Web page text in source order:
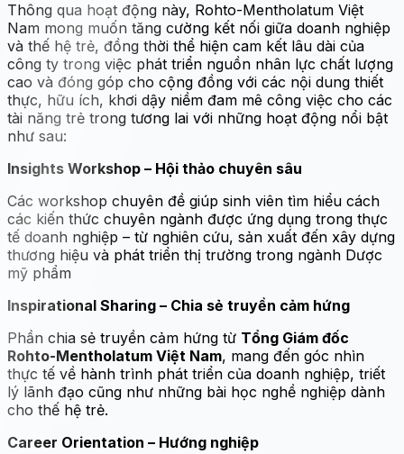
Thông qua hoạt động này, Rohto-Mentholatum Việt
Nam mong muốn tăng cường kết nối giữa doanh nghiệp
và thế hệ trẻ, đồng thời thể hiện cam kết lâu dài của
công ty trong việc phát triển nguồn nhân lực chất lượng
cao và đóng góp cho cộng đồng với các nội dung thiết
thực, hữu ích, khơi dậy niềm đam mê công việc cho các
tài năng trẻ trong tương lai với những hoạt động nổi bật
như sau:
Insights Workshop – Hội thảo chuyên sâu
Các workshop chuyên đề giúp sinh viên tìm hiểu cách
các kiến thức chuyên ngành được ứng dụng trong thực
tế doanh nghiệp – từ nghiên cứu, sản xuất đến xây dựng
thương hiệu và phát triển thị trường trong ngành Dược
mỹ phẩm
Inspirational Sharing – Chia sẻ truyền cảm hứng
Phần chia sẻ truyền cảm hứng từ Tổng Giám đốc
Rohto-Mentholatum Việt Nam, mang đến góc nhìn
thực tế về hành trình phát triển của doanh nghiệp, triết
lý lãnh đạo cũng như những bài học nghề nghiệp dành
cho thế hệ trẻ.
Career Orientation – Hướng nghiệp